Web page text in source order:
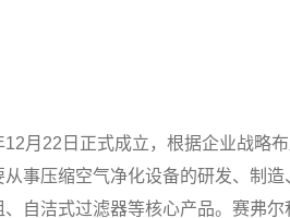
月22日正式成立，根据企业战略
事压缩空气净化设备的研发、制
自洁式过滤器等核心产品。赛弗